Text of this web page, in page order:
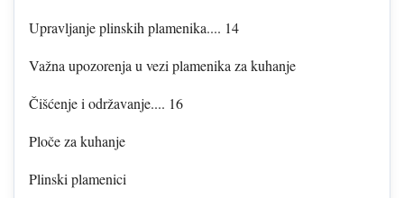
Upravljanje plinskih plamenika.... 14
Važna upozorenja u vezi plamenika za kuhanje
Čišćenje i održavanje.... 16
Ploče za kuhanje
Plinski plamenici